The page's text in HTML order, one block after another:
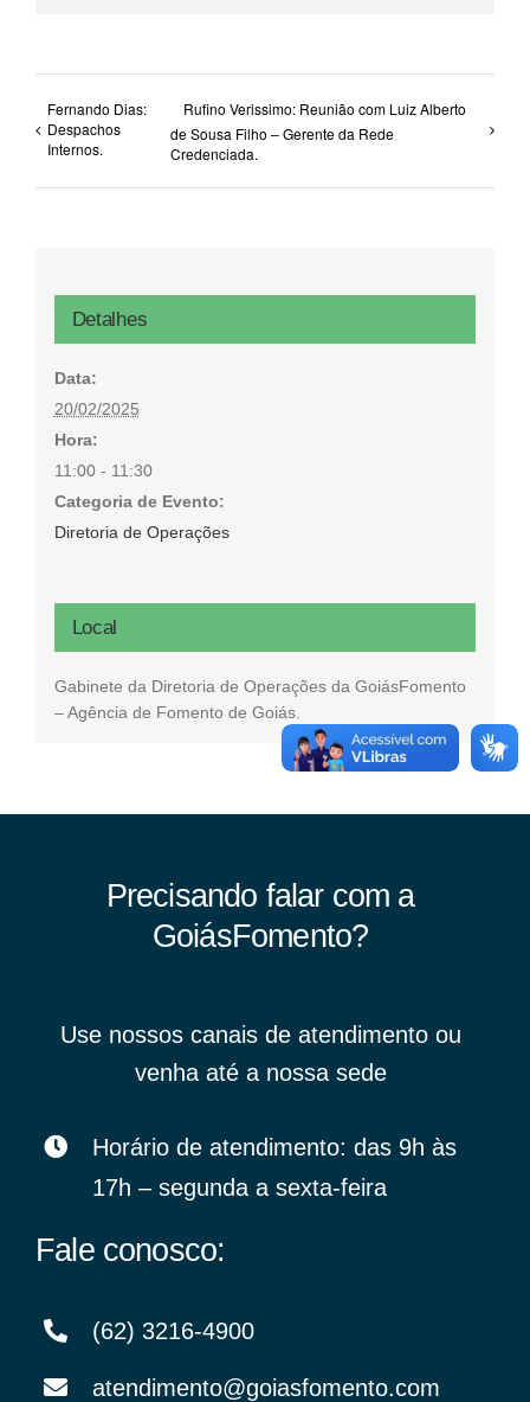
Fernando Dias:
Despachos
Internos.
Rufino Verissimo: Reunião com Luiz Alberto
de Sousa Filho – Gerente da Rede
Credenciada.
Detalhes
Data:
20/02/2025
Hora:
11:00 - 11:30
Categoria de Evento:
Diretoria de Operações
Local
Gabinete da Diretoria de Operações da GoiásFomento
– Agência de Fomento de Goiás.
Precisando falar com a
GoiásFomento?
Use nossos canais de atendimento ou
venha até a nossa sede
Horário de atendimento: das 9h às
17h – segunda a sexta-feira
Fale conosco:
(62) 3216-4900
atendimento@goiasfomento.com